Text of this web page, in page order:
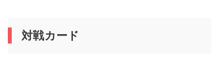
対戦カード